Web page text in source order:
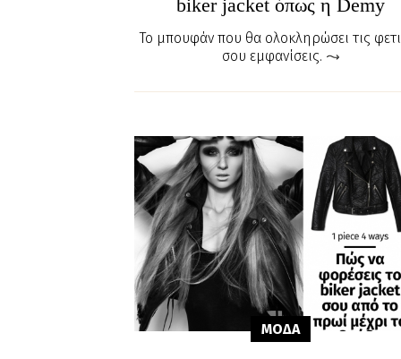
biker jacket όπως η Demy
Το μπουφάν που θα ολοκληρώσει τις
σου εμφανίσεις.
ΜΟΔΑ